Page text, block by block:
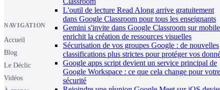
L'outil de lecture Read Along arrive gratuitement
dans Google Classroom pour tous les enseignants
Gemini s'invite dans Google Classroom sur
enrichit la création de ressources visuelles
Sécurisation de vos groupes Google : de nouvelles
classifications plus strictes pour protéger vos
Google apps script devient un service principal de
Google Workspace : ce que cela change pour votre
sécurité
NAVIGATION
Accueil
Blog
Le Déclic
Vidéos